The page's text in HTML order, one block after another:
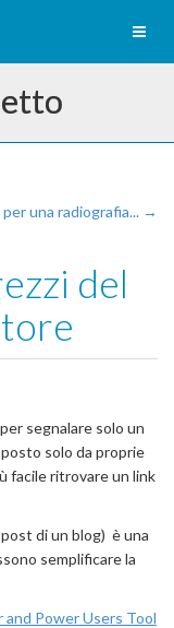
una radiografia... →
del
segnalare solo un
solo da proprie
facile ritrovare un link
di un blog) è una
semplificare la
Power Users Tool